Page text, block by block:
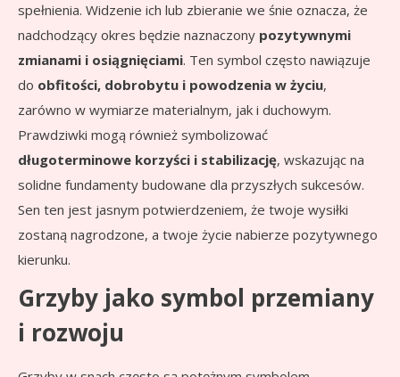
spełnienia. Widzenie ich lub zbieranie we śnie oznacza, że
nadchodzący okres będzie naznaczony pozytywnymi
zmianami i osiągnięciami. Ten symbol często nawiązuje
do obfitości, dobrobytu i powodzenia w życiu,
zarówno w wymiarze materialnym, jak i duchowym.
Prawdziwki mogą również symbolizować
długoterminowe korzyści i stabilizację, wskazując na
solidne fundamenty budowane dla przyszłych sukcesów.
Sen ten jest jasnym potwierdzeniem, że twoje wysiłki
zostaną nagrodzone, a twoje życie nabierze pozytywnego
kierunku.
Grzyby jako symbol przemiany
i rozwoju